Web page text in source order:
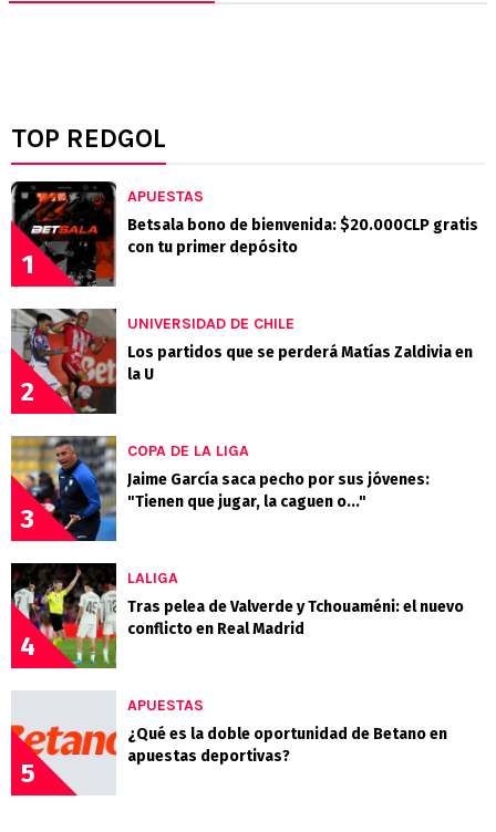
TOP REDGOL
1
APUESTAS
Betsala bono de bienvenida: $20.000CLP gratis
con tu primer depósito
2
UNIVERSIDAD DE CHILE
Los partidos que se perderá Matías Zaldivia en
la U
3
COPA DE LA LIGA
Jaime García saca pecho por sus jóvenes:
"Tienen que jugar, la caguen o..."
4
LALIGA
Tras pelea de Valverde y Tchouaméni: el nuevo
conflicto en Real Madrid
5
APUESTAS
¿Qué es la doble oportunidad de Betano en
apuestas deportivas?